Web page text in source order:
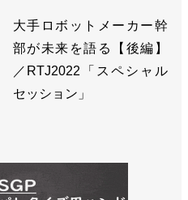
大手ロボットメーカー幹
部が未来を語る【後編】
／RTJ2022「スペシャル
セッション」